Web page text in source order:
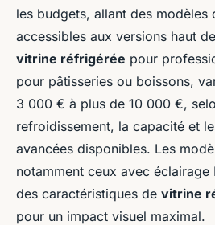
les budgets, allant des modèles
accessibles aux versions haut
vitrine réfrigérée pour
pour pâtisseries ou boissons,
3 000 € à plus de 10 000 €,
refroidissement, la capacité et
avancées disponibles. Les
notamment ceux avec éclairage
des caractéristiques de vitrine
pour un impact visuel maximal.